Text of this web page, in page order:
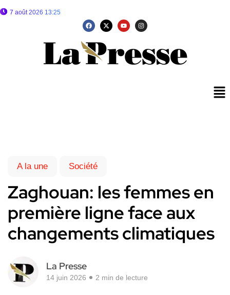
7 août 2026 13:25
A la une Société
Zaghouan: les femmes en
première ligne face aux
changements climatiques
La Presse
14 juin 2026 2 min de lecture